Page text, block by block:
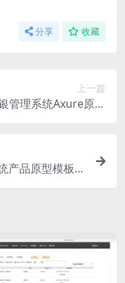
分享 收藏
上一篇
管理系统Axure原型
产品原型模板a